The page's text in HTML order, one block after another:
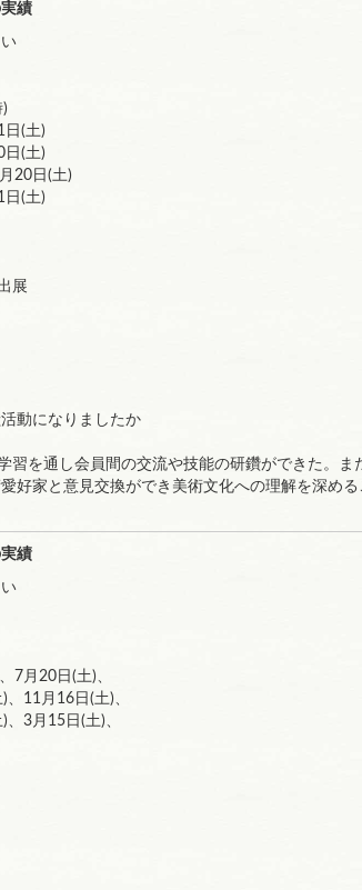
績
(土)
(土)
日(土)
(土)
展
動になりましたか
を通し会員間の交流や技能の研鑽ができた。ま
好家と意見交換ができ美術文化への理解を深める
績
7月20日(土)、
11月16日(土)、
月15日(土)、